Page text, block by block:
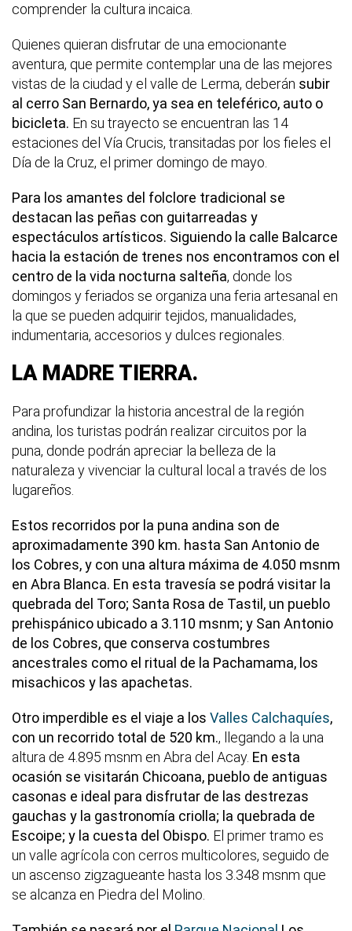
comprender la cultura incaica.
Quienes quieran disfrutar de una emocionante
aventura, que permite contemplar una de las mejores
vistas de la ciudad y el valle de Lerma, deberán subir
al cerro San Bernardo, ya sea en teleférico, auto o
bicicleta. En su trayecto se encuentran las 14
estaciones del Vía Crucis, transitadas por los fieles el
Día de la Cruz, el primer domingo de mayo.
Para los amantes del folclore tradicional se
destacan las peñas con guitarreadas y
espectáculos artísticos. Siguiendo la calle Balcarce
hacia la estación de trenes nos encontramos con el
centro de la vida nocturna salteña, donde los
domingos y feriados se organiza una feria artesanal en
la que se pueden adquirir tejidos, manualidades,
indumentaria, accesorios y dulces regionales.
LA MADRE TIERRA.
Para profundizar la historia ancestral de la región
andina, los turistas podrán realizar circuitos por la
puna, donde podrán apreciar la belleza de la
naturaleza y vivenciar la cultural local a través de los
lugareños.
Estos recorridos por la puna andina son de
aproximadamente 390 km. hasta San Antonio de
los Cobres, y con una altura máxima de 4.050 msnm
en Abra Blanca. En esta travesía se podrá visitar la
quebrada del Toro; Santa Rosa de Tastil, un pueblo
prehispánico ubicado a 3.110 msnm; y San Antonio
de los Cobres, que conserva costumbres
ancestrales como el ritual de la Pachamama, los
misachicos y las apachetas.
Otro imperdible es el viaje a los Valles Calchaquíes,
con un recorrido total de 520 km., llegando a la una
altura de 4.895 msnm en Abra del Acay. En esta
ocasión se visitarán Chicoana, pueblo de antiguas
casonas e ideal para disfrutar de las destrezas
gauchas y la gastronomía criolla; la quebrada de
Escoipe; y la cuesta del Obispo. El primer tramo es
un valle agrícola con cerros multicolores, seguido de
un ascenso zigzagueante hasta los 3.348 msnm que
se alcanza en Piedra del Molino.